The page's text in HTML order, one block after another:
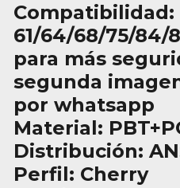
Compatibilidad:
61/64/68/75/84/
para más
segunda
por whatsapp
Material:
Distribución:
Perfil: Cherry